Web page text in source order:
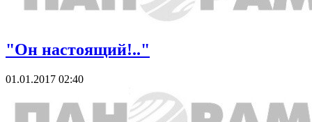
"Он настоящий!.."
01.01.2017 02:40